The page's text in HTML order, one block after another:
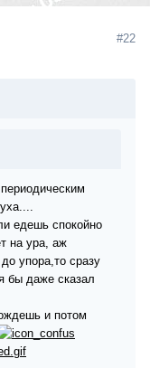
#22
едешь спокойно
на ура, аж
упора,то сразу
бы даже сказал
и потом